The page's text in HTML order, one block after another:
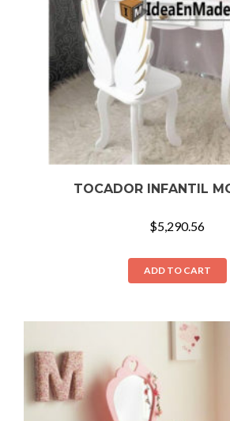
TOCADOR INFANTIL
$5,290.56
ADD TO CART